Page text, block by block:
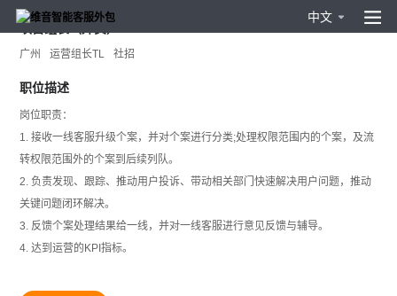
中文
广州 运营组长TL 社招
职位描述
岗位职责：
1. 接收一线客服升级个案，并对个案进行分类;处理权限范围内的个案，及流
转权限范围外的个案到后续列队。
2. 负责发现、跟踪、推动用户投诉、带动相关部门快速解决用户问题，推动
关键问题闭环解决。
3. 反馈个案处理结果给一线，并对一线客服进行意见反馈与辅导。
4. 达到运营的KPI指标。